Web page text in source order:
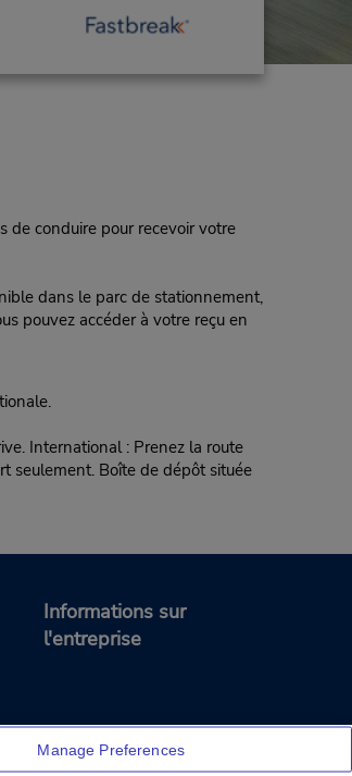
de conduire pour recevoir votre
dans le parc de stationnement,
pouvez accéder à votre reçu en
International : Prenez la route
seulement. Boîte de dépôt située
Informations sur
l'entreprise
Manage Preferences